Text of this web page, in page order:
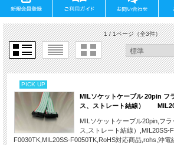
1 / 1ページ（全3件）
PICK UP
MILソケットケーブル 20pin フ
ス、ストレート結線）
MILソケットケーブル20pin,フ
ス,ストレート結線）,MIL20SS-
F0030TK,MIL20SS-F0050TK,RoHS対応商品,rohs,沖電